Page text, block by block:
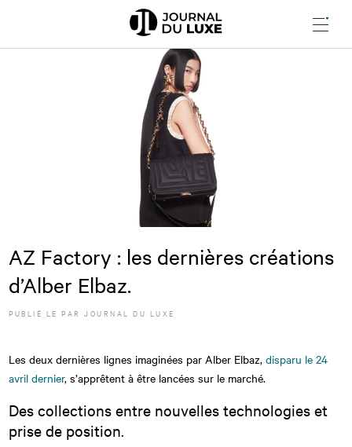
Menu
AZ Factory : les dernières créations
d’Alber Elbaz.
PUBLIÉ LEPAR JOURNAL DU LUXE
Les deux dernières lignes imaginées par Alber Elbaz,disparu le 24
avril dernier, s’apprêtent à être lancées sur le marché.
Des collections entre nouvelles technologies et
prise de position.